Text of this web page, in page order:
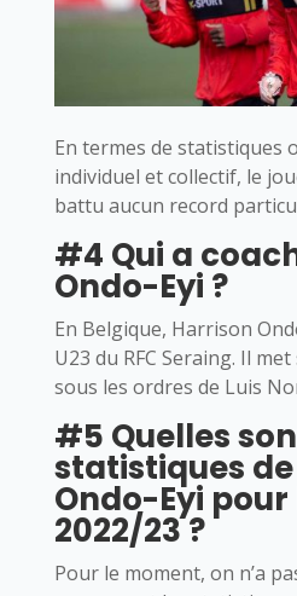
En termes de statistiques
individuel et collectif, le
battu aucun record
#4 Qui a
Ondo-Eyi ?
En Belgique, Harrison
U23 du RFC Seraing. Il
sous les ordres de Luis
#5 Quelles
statistiques
Ondo-Eyi
2022/23 ?
Pour le moment, on n’a